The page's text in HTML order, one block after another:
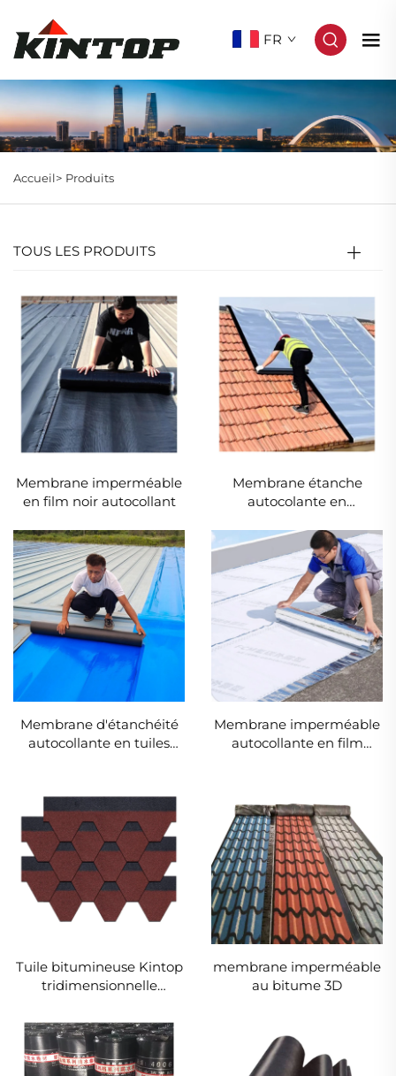
FR
Accueil> Produits
TOUS LES PRODUITS
Membrane imperméable
en film noir autocollant
Membrane étanche
autocolante en
bitume
Membrane d'étanchéité
autocollante en tuiles
Membrane imperméable
autocollante en film
Tuile bitumineuse Kintop
tridimensionnelle
appartement
membrane imperméable
au bitume 3D